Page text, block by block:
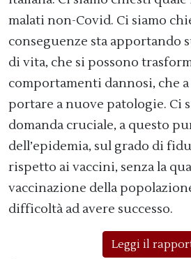
malati non-Covid. Ci siamo
conseguenze sta apportando
di vita, che si possono
comportamenti dannosi, che
portare a nuove patologie. Ci
domanda cruciale, a questo
dell’epidemia, sul grado di
rispetto ai vaccini, senza la
vaccinazione della
difficoltà ad avere successo.
Leggi il